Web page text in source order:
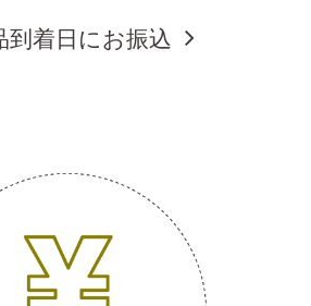
到着日にお振込